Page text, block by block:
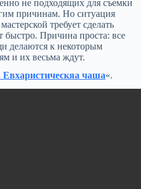
не подходящих для съемки
причинам. Но ситуация
требует сделать
быстро. Причина проста: все
делаются к некоторым
и их весьма ждут.
чаша«.